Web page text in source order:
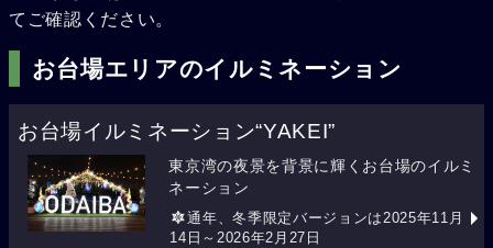
てご確認ください。
お台場エリアのイルミネーション
お台場イルミネーション“YAKEI”
東京湾の夜景を背景に輝くお台場のイルミ
ネーション
通年、冬季限定バージョンは2025年11月
14日～2026年2月27日